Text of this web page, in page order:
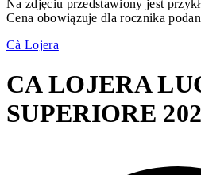
Na zdjęciu przedstawiony jest
Cena obowiązuje dla rocznika
Cà Lojera
CA LOJERA
SUPERIORE